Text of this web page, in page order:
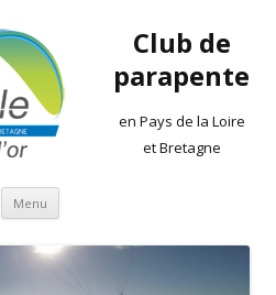
Club de
parapente
en Pays de la Loire
et Bretagne
Menu Aller
contenu